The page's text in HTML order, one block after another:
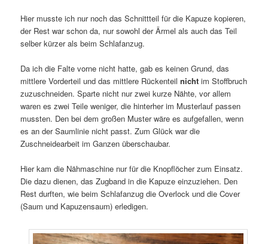
Hier musste ich nur noch das Schnittteil für die Kapuze kopieren,
der Rest war schon da, nur sowohl der Ärmel als auch das Teil
selber kürzer als beim Schlafanzug.
Da ich die Falte vorne nicht hatte, gab es keinen Grund, das
mittlere Vorderteil und das mittlere Rückenteilnicht im Stoffbruch
zuzuschneiden. Sparte nicht nur zwei kurze Nähte, vor allem
waren es zwei Teile weniger, die hinterher im Musterlauf passen
mussten. Den bei dem großen Muster wäre es aufgefallen, wenn
es an der Saumlinie nicht passt. Zum Glück war die
Zuschneidearbeit im Ganzen überschaubar.
Hier kam die Nähmaschine nur für die Knopflöcher zum Einsatz.
Die dazu dienen, das Zugband in die Kapuze einzuziehen. Den
Rest durften, wie beim Schlafanzug die Overlock und die Cover
(Saum und Kapuzensaum) erledigen.